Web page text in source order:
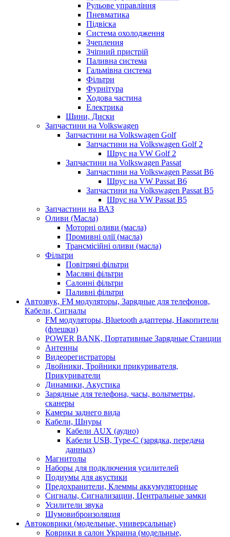
Рульове управління
Пневматика
Підвіска
Система охолодження
Зчеплення
Зчіпний пристрій
Паливна система
Гальмівна система
Фільтри
Фурнітура
Ходова частина
Електрика
Шини, Диски
Запчастини на Volkswagen
Запчастини на Volkswagen Golf
Запчастини на Volkswagen Golf 2
Шрус на VW Golf 2
Запчастини на Volkswagen Passat
Запчастини на Volkswagen Passat B6
Шрус на VW Passat B6
Запчастини на Volkswagen Passat B5
Шрус на VW Passat B5
Запчастини на ВАЗ
Оливи (Масла)
Моторні оливи (масла)
Промивні олії (масла)
Трансмісійні оливи (масла)
Фільтри
Повітряні фільтри
Масляні фільтри
Салонні фільтри
Паливні фільтри
Автозвук, FM модуляторы, Зарядные для телефонов,
Кабели, Сигналы
FM модуляторы, Bluetooth адаптеры, Накопители
(флешки)
POWER BANK, Портативные Зарядные Станции
Антенны
Видеорегистраторы
Двойники, Тройники прикуривателя,
Прикуриватели
Динамики, Акустика
Зарядные для телефона, часы, вольтметры,
сканеры
Камеры заднего вида
Кабели, Шнуры
Кабели AUX (аудио)
Кабели USB, Type-C (зарядка, передача
данных)
Магнитолы
Наборы для подключения усилителей
Подиумы для акустики
Предохранители, Клеммы аккумуляторные
Сигналы, Сигнализации, Центральные замки
Усилители звука
Шумовиброизоляция
Автоковрики (модельные, универсальные)
Коврики в салон Украина (модельные,